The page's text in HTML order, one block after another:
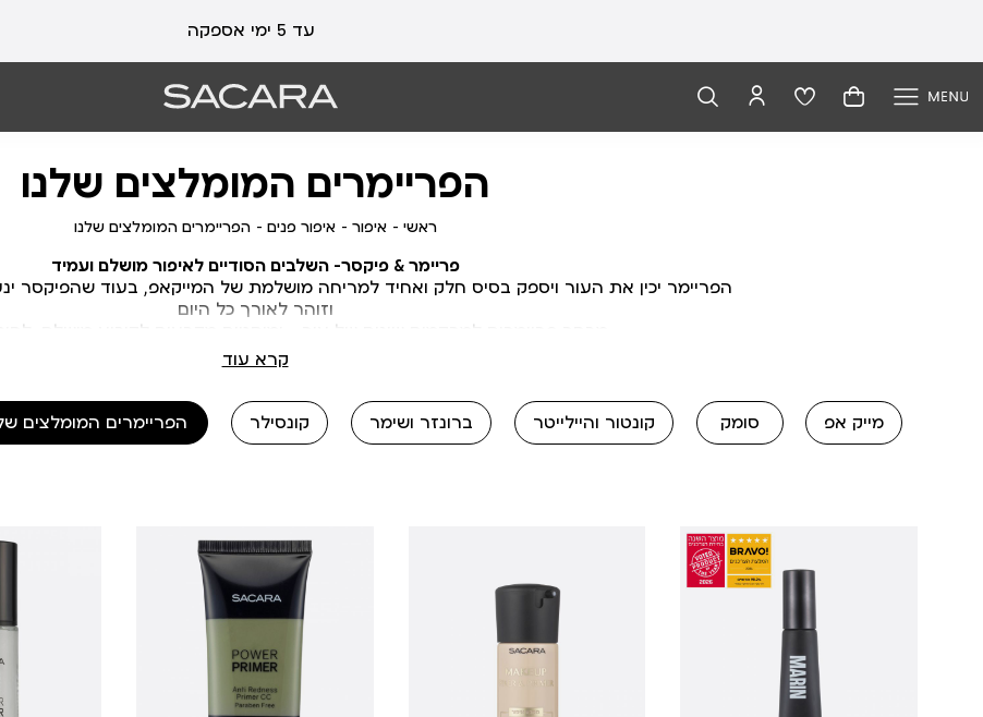
עד 5 ימי אספקה
הפריימרים המומלצים שלנו
ראשי ראשי
איפור איפור
איפור פנים איפור
הפריימרים המומלצים שלנוהפריימרים
שלנו
פריימר & פיקסר-השלבים הסודיים לאיפור מושלם ועמיד
הפריימר יכין את העור ויספק בסיס חלק ואחיד למריחה מושלמת של המייקאפ, בעוד שהפיקסר
וזוהר לאורך כל היום
מבחר פריימרים למרקמים שונים של עור – ומיסטים מקבעים לקיבוע מושלם,
!כי כשיש בסיס טוב – הכול נראה טוב יותר
קרא עוד
מייק אפ סומק קונטור והיילייטר ברונזר ושימר קונסילר הפריימרים המומלצים